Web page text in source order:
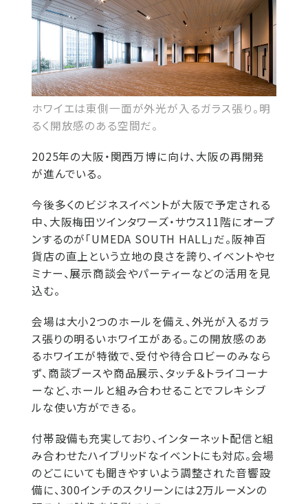
ホワイエは東側一面が外光が入るガラス張り。明
るく開放感のある空間だ。
2025年の大阪・関西万博に向け、大阪の再開発
が進んでいる。
今後多くのビジネスイベントが大阪で予定される
中、大阪梅田ツインタワーズ・サウス11階にオープ
ンするのが「UMEDA SOUTH HALL」だ。阪神百
貨店の直上という立地の良さを誇り、イベントやセ
ミナー、展示商談会やパーティーなどの活用を見
込む。
会場は大小2つのホールを備え、外光が入るガラ
ス張りの明るいホワイエがある。この開放感のあ
るホワイエが特徴で、受付や待合ロビーのみなら
ず、商談ブースや商品展示、タッチ＆トライコーナ
ーなど、ホールと組み合わせることでフレキシブ
ルな使い方ができる。
付帯設備も充実しており、インターネット配信と組
み合わせたハイブリッドなイベントにも対応。会場
のどこにいても聞きやすいよう調整された音響設
備に、300インチのスクリーンには2万ルーメンの